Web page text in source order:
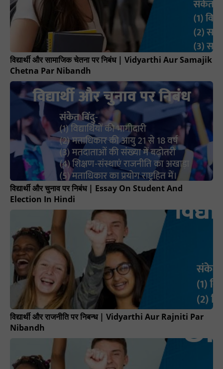
विद्यार्थी और सामाजिक चेतना पर निबंध | Vidyarthi Aur Samajik
Chetna Par Nibandh
विद्यार्थी और चुनाव पर निबंध | Essay On Student And
Election In Hindi
विद्यार्थी और राजनीति पर निबन्ध | Vidyarthi Aur Rajniti Par
Nibandh